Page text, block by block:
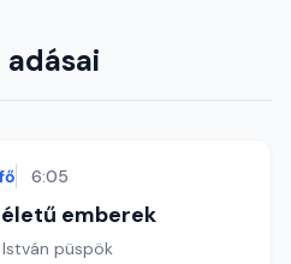
6:05
emberek
püspök